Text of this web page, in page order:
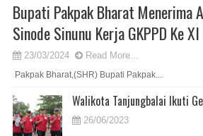
Bupati Pakpak Bharat Menerima
Sinode Sinunu Kerja GKPPD Ke XI
23/03/2024 Read More...
Pakpak Bharat,(SHR) Bupati Pakpak...
Walikota Tanjungbalai Ikuti
26/06/2023